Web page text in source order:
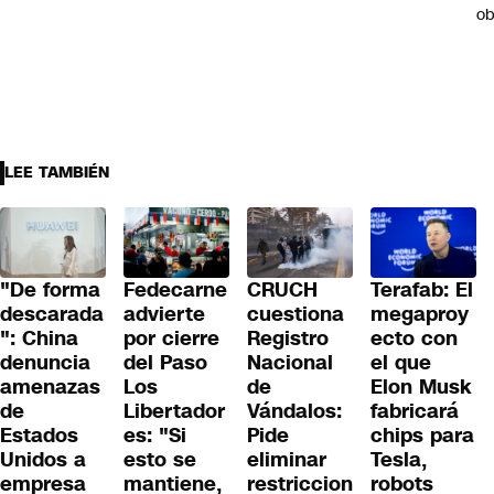
LEE TAMBIÉN
"De forma
descarada
": China
denuncia
amenazas
de
Estados
Unidos a
empresa
Fedecarne
advierte
por cierre
del Paso
Los
Libertador
es: "Si
esto se
mantiene,
CRUCH
cuestiona
Registro
Nacional
de
Vándalos:
Pide
eliminar
restriccion
Terafab: El
megaproy
ecto con
el que
Elon Musk
fabricará
chips para
Tesla,
robots